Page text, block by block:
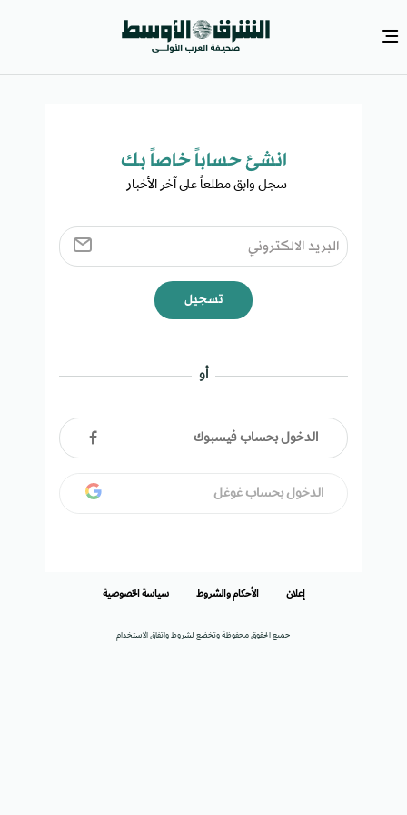
انشئ حساباً خاصاً بك​
سجل وابق مطلعاً على آخر الأخبار ​
تسجيل
أو
الدخول بحساب فيسبوك
الدخول بحساب غوغل
جميع الحقوق محفوظة وتخضع لشروط واتفاق الاستخدام
إعلان الأحكام والشروط سياسة الخصوصية